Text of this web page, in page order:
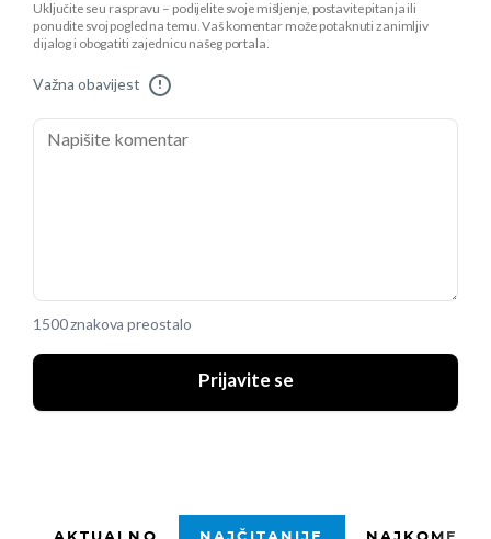
Uključite se u raspravu – podijelite svoje mišljenje, postavite pitanja ili
ponudite svoj pogled na temu. Vaš komentar može potaknuti zanimljiv
dijalog i obogatiti zajednicu našeg portala.
Važna obavijest !
1500 znakova preostalo
Prijavite se